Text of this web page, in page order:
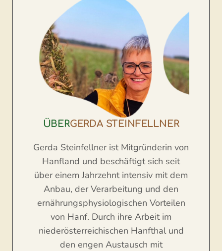
ÜBERGERDA STEINFELLNER
Gerda Steinfellner ist Mitgründerin von
Hanfland und beschäftigt sich seit
über einem Jahrzehnt intensiv mit dem
Anbau, der Verarbeitung und den
ernährungsphysiologischen Vorteilen
von Hanf. Durch ihre Arbeit im
niederösterreichischen Hanfthal und
den engen Austausch mit